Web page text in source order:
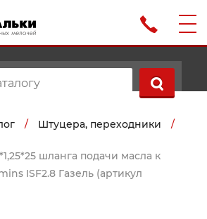
/ Штуцера, переходники /
шланга подачи масла к
ISF2.8 Газель (артикул